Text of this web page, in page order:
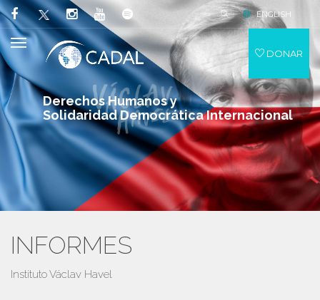
Derechos Humanos y
Solidaridad Democrática Internacional
ENGLISH
DONAR
INFORMES
Instituto Václav Havel